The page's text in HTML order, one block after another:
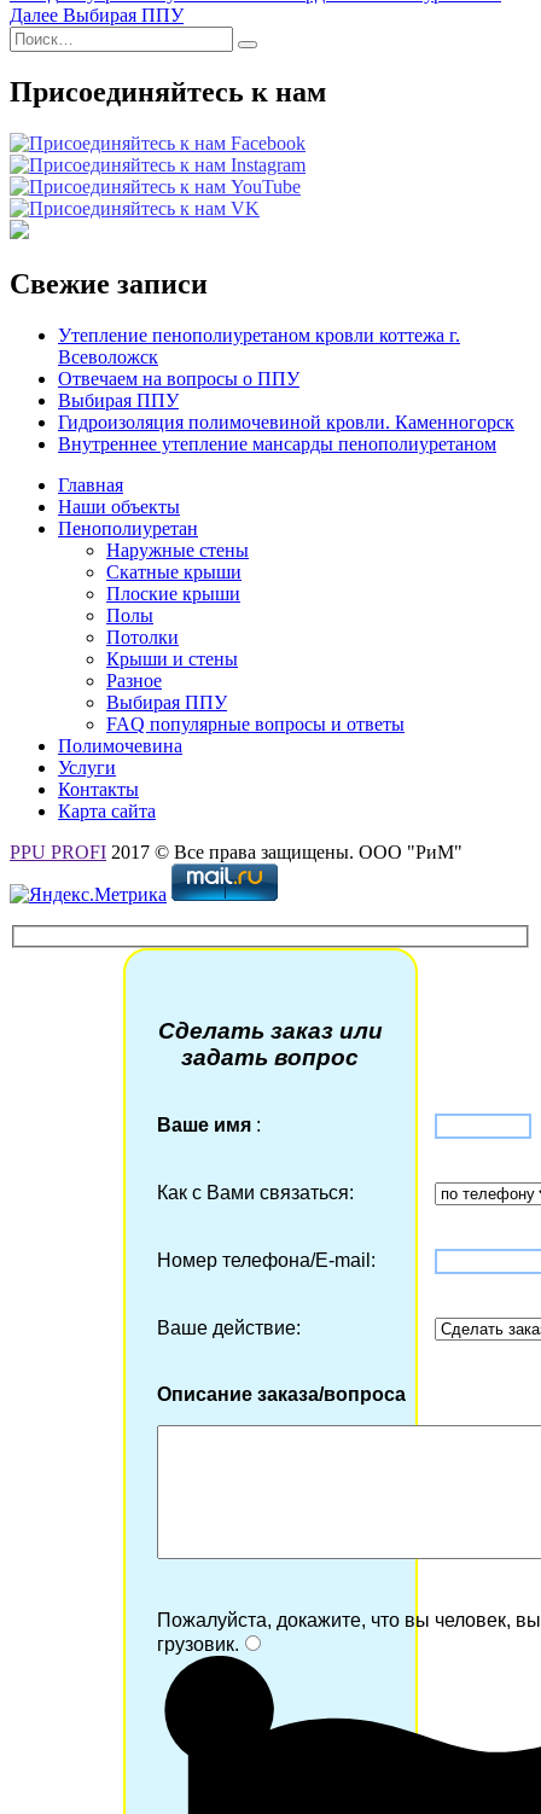
по
записям
запись:
Далее Следующая
Выбирая ППУ
Искать:
Поиск
Присоединяйтесь к нам
Свежие записи
Утепление пенополиуретаном кровли коттежа г.
Всеволожск
Отвечаем на вопросы о ППУ
Выбирая ППУ
Гидроизоляция полимочевиной кровли. Каменногорск
Внутреннее утепление мансарды пенополиуретаном
Главная
Наши объекты
Пенополиуретан
Наружные стены
Скатные крыши
Плоские крыши
Полы
Потолки
Крыши и стены
Разное
Выбирая ППУ
FAQ популярные вопросы и ответы
Полимочевина
Услуги
Контакты
Карта сайта
PPU PROFI 2017 © Все права защищены. ООО "РиМ"
Сделать заказ или
задать вопрос
Ваше имя:
Как с Вами связаться:
Номер телефона/Е-mail:
Ваше действие:
Описание заказа/вопроса
Пожалуйста, докажите, что вы человек,
грузовик.